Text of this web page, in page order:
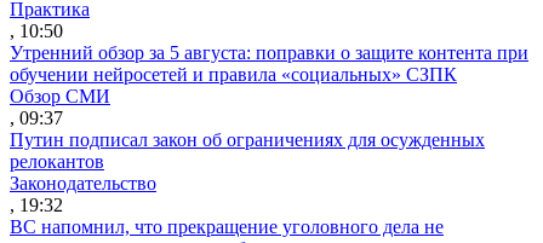
Практика
, 10:50
Утренний обзор за 5 августа: поправки о защите контента при
обучении нейросетей и правила «социальных» СЗПК
Обзор СМИ
, 09:37
Путин подписал закон об ограничениях для осужденных
релокантов
Законодательство
, 19:32
ВС напомнил, что прекращение уголовного дела не